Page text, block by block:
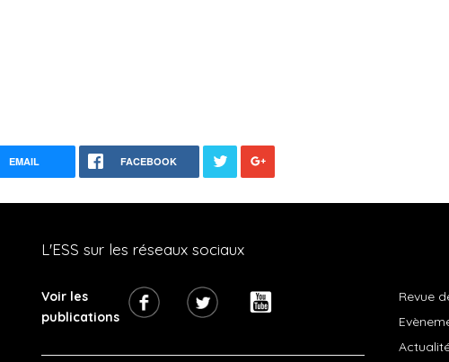
EMAIL FACEBOOK
L'ESS sur les réseaux sociaux
Voir les
publications
Revue